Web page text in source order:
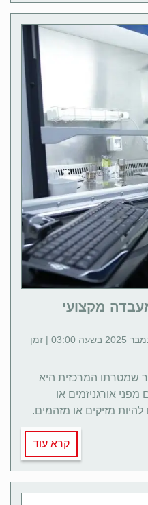
מקצועי
בתאריך 4 נובמבר 2025 בשעה 03:00 | זמן
שמטרתו המרכזית היא
אורגניזמים או
להיות מזיקים או מזהמים.
קרא עוד